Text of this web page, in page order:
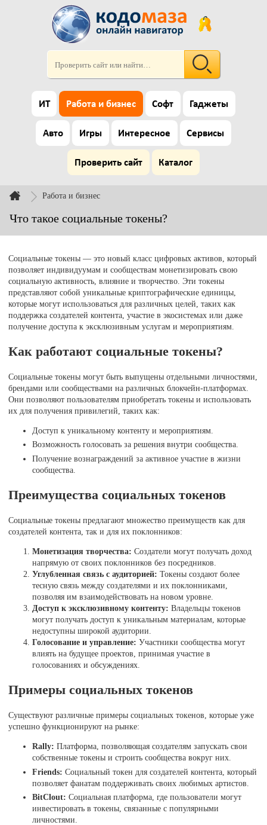
ИТ Работа и бизнес Софт Гаджеты
Авто Игры Интересное Сервисы
Проверить сайт Каталог
Работа и бизнес
Что такое социальные токены?
Социальные токены — это новый класс цифровых активов, который
позволяет индивидуумам и сообществам монетизировать свою
социальную активность, влияние и творчество. Эти токены
представляют собой уникальные криптографические единицы,
которые могут использоваться для различных целей, таких как
поддержка создателей контента, участие в экосистемах или даже
получение доступа к эксклюзивным услугам и мероприятиям.
Как работают социальные токены?
Социальные токены могут быть выпущены отдельными личностями,
брендами или сообществами на различных блокчейн-платформах.
Они позволяют пользователям приобретать токены и использовать
их для получения привилегий, таких как:
Доступ к уникальному контенту и мероприятиям.
Возможность голосовать за решения внутри сообщества.
Получение вознаграждений за активное участие в жизни
сообщества.
Преимущества социальных токенов
Социальные токены предлагают множество преимуществ как для
создателей контента, так и для их поклонников:
Монетизация творчества: Создатели могут получать доход
напрямую от своих поклонников без посредников.
Углубленная связь с аудиторией: Токены создают более
тесную связь между создателями и их поклонниками,
позволяя им взаимодействовать на новом уровне.
Доступ к эксклюзивному контенту: Владельцы токенов
могут получать доступ к уникальным материалам, которые
недоступны широкой аудитории.
Голосование и управление: Участники сообщества могут
влиять на будущее проектов, принимая участие в
голосованиях и обсуждениях.
Примеры социальных токенов
Существуют различные примеры социальных токенов, которые уже
успешно функционируют на рынке:
Rally: Платформа, позволяющая создателям запускать свои
собственные токены и строить сообщества вокруг них.
Friends: Социальный токен для создателей контента, который
позволяет фанатам поддерживать своих любимых артистов.
BitClout: Социальная платформа, где пользователи могут
инвестировать в токены, связанные с популярными
личностями.